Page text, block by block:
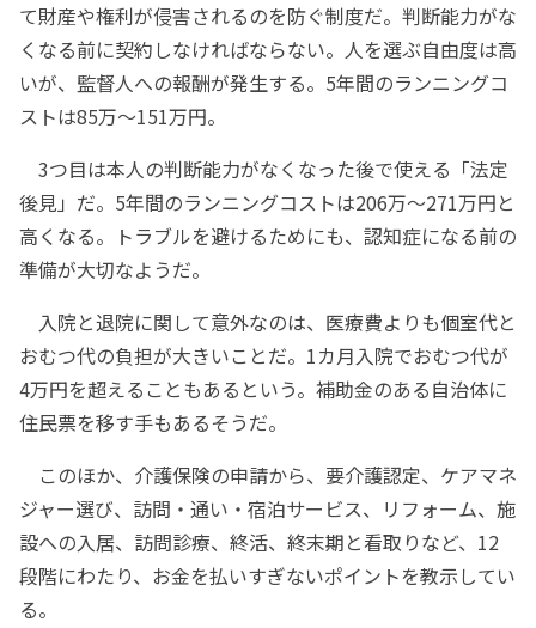
て財産や権利が侵害されるのを防ぐ制度だ。判断能力がな
くなる前に契約しなければならない。人を選ぶ自由度は高
いが、監督人への報酬が発生する。5年間のランニングコ
ストは85万～151万円。
3つ目は本人の判断能力がなくなった後で使える「法定
後見」だ。5年間のランニングコストは206万～271万円と
高くなる。トラブルを避けるためにも、認知症になる前の
準備が大切なようだ。
入院と退院に関して意外なのは、医療費よりも個室代と
おむつ代の負担が大きいことだ。1カ月入院でおむつ代が
4万円を超えることもあるという。補助金のある自治体に
住民票を移す手もあるそうだ。
このほか、介護保険の申請から、要介護認定、ケアマネ
ジャー選び、訪問・通い・宿泊サービス、リフォーム、施
設への入居、訪問診療、終活、終末期と看取りなど、12
段階にわたり、お金を払いすぎないポイントを教示してい
る。